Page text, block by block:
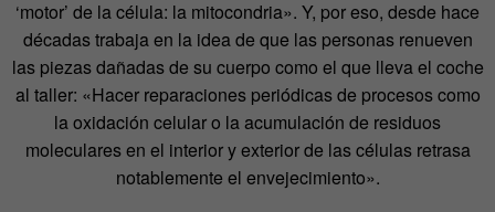
‘motor’ de la célula: la mitocondria». Y, por eso, desde hace
décadas trabaja en la idea de que las personas renueven
las piezas dañadas de su cuerpo como el que lleva el coche
al taller: «Hacer reparaciones periódicas de procesos como
la oxidación celular o la acumulación de residuos
moleculares en el interior y exterior de las células retrasa
notablemente el envejecimiento».